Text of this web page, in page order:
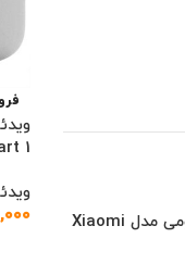
جارو رباتیک شیائومی مدل Xiaomi
1